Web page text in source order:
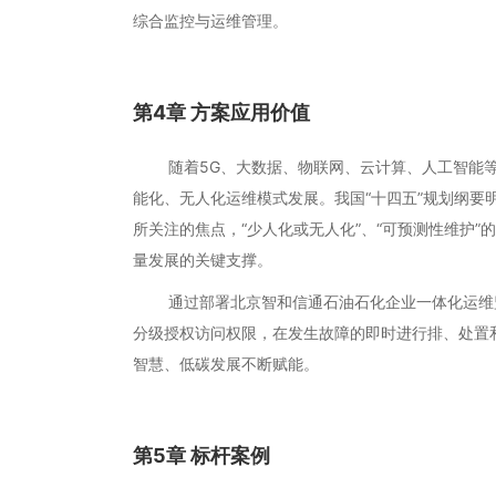
综合监控与运维管理。
第4章 方案应用价值
随着5G、大数据、物联网、云计算、人工智能等
能化、无人化运维模式发展。我国“十四五”规划纲
所关注的焦点，“少人化或无人化”、“可预测性维护
量发展的关键支撑。
通过部署北京智和信通石油石化企业一体化运维
分级授权访问权限，在发生故障的即时进行排、处
智慧、低碳发展不断赋能。
第5章 标杆案例